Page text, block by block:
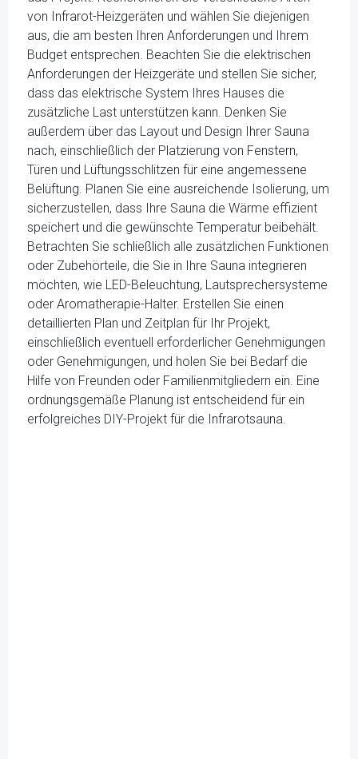
von Infrarot-Heizgeräten und wählen Sie diejenigen
aus, die am besten Ihren Anforderungen und Ihrem
Budget entsprechen. Beachten Sie die elektrischen
Anforderungen der Heizgeräte und stellen Sie sicher,
dass das elektrische System Ihres Hauses die
zusätzliche Last unterstützen kann. Denken Sie
außerdem über das Layout und Design Ihrer Sauna
nach, einschließlich der Platzierung von Fenstern,
Türen und Lüftungsschlitzen für eine angemessene
Belüftung. Planen Sie eine ausreichende Isolierung, um
sicherzustellen, dass Ihre Sauna die Wärme effizient
speichert und die gewünschte Temperatur beibehält.
Betrachten Sie schließlich alle zusätzlichen Funktionen
oder Zubehörteile, die Sie in Ihre Sauna integrieren
möchten, wie LED-Beleuchtung, Lautsprechersysteme
oder Aromatherapie-Halter. Erstellen Sie einen
detaillierten Plan und Zeitplan für Ihr Projekt,
einschließlich eventuell erforderlicher Genehmigungen
oder Genehmigungen, und holen Sie bei Bedarf die
Hilfe von Freunden oder Familienmitgliedern ein. Eine
ordnungsgemäße Planung ist entscheidend für ein
erfolgreiches DIY-Projekt für die Infrarotsauna.